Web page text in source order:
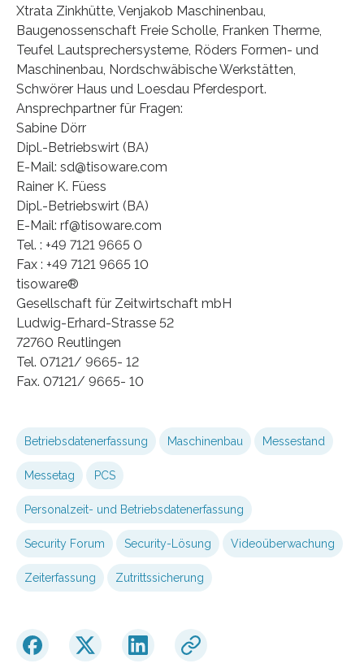
Xtrata Zinkhütte, Venjakob Maschinenbau,
Baugenossenschaft Freie Scholle, Franken Therme,
Teufel Lautsprechersysteme, Röders Formen- und
Maschinenbau, Nordschwäbische Werkstätten,
Schwörer Haus und Loesdau Pferdesport.
Ansprechpartner für Fragen:
Sabine Dörr
Dipl.-Betriebswirt (BA)
E-Mail: sd@tisoware.com
Rainer K. Füess
Dipl.-Betriebswirt (BA)
E-Mail: rf@tisoware.com
Tel. : +49 7121 9665 0
Fax : +49 7121 9665 10
tisoware®
Gesellschaft für Zeitwirtschaft mbH
Ludwig-Erhard-Strasse 52
72760 Reutlingen
Tel. 07121/ 9665- 12
Fax. 07121/ 9665- 10
Betriebsdatenerfassung Maschinenbau Messestand
Messetag PCS
Personalzeit- und Betriebsdatenerfassung
Security Forum Security-Lösung Videoüberwachung
Zeiterfassung Zutrittssicherung